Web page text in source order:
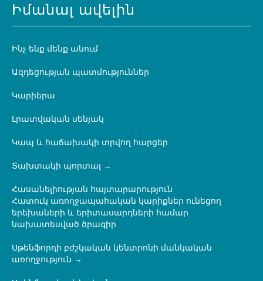
Իմանալ ավելին
Ինչ ենք մենք անում
Ազդեցության պատմություններ
Կարիերա
Լրատվական սենյակ
Կապ և հաճախակի տրվող հարցեր
Տախտակի պորտալ
Հասանելիության հայտարարություն
Հատուկ առողջապահական կարիքներ ունեցող
երեխաների և երիտասարդների համար
նախատեսված ծրագիր
Սթենֆորդի բժշկական կենտրոնի մանկական
առողջություն